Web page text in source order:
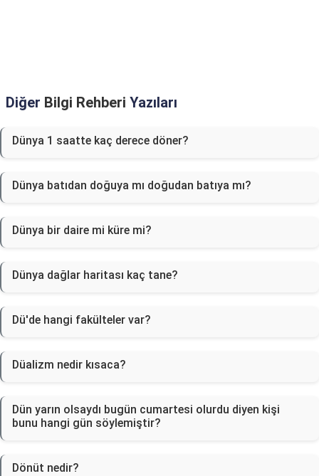
Diğer Bilgi Rehberi Yazıları
Dünya 1 saatte kaç derece döner?
Dünya batıdan doğuya mı doğudan batıya mı?
Dünya bir daire mi küre mi?
Dünya dağlar haritası kaç tane?
Dü'de hangi fakülteler var?
Düalizm nedir kısaca?
Dün yarın olsaydı bugün cumartesi olurdu diyen kişi
bunu hangi gün söylemiştir?
Dönüt nedir?